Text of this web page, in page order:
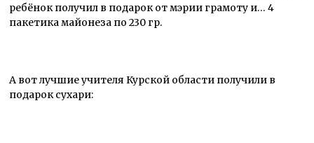
ребёнок получил в подарок от мэрии грамоту и… 4
пакетика майонеза по 230 гр.
А вот лучшие учителя Курской области получили в
подарок сухари: